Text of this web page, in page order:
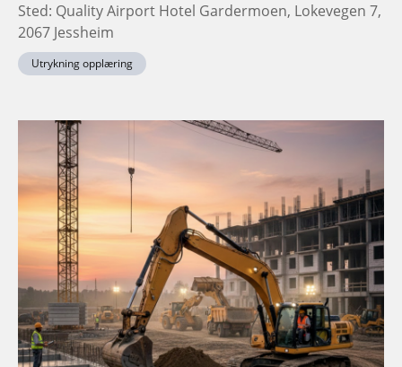
Sted: Quality Airport Hotel Gardermoen, Lokevegen 7,
2067 Jessheim
Utrykning opplæring